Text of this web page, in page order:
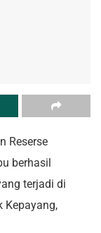
Reserse
berhasil
terjadi di
Kepayang,